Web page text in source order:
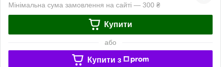
Мінімальна сума замовлення на сайті — 300 ₴
Купити
або
Купити з